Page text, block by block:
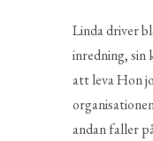
Linda driver
inredning, sin
att leva Hon
andan faller